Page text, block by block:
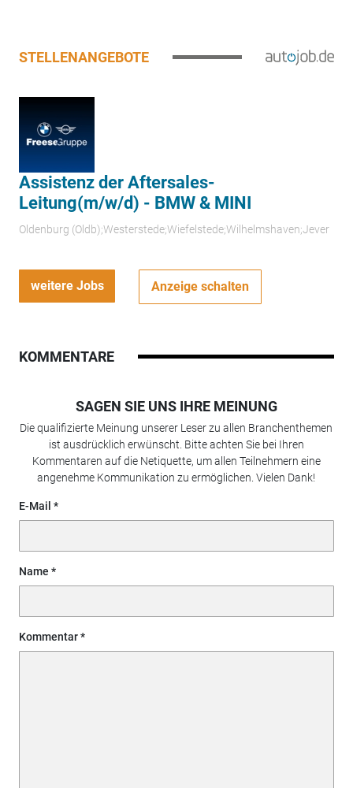
STELLENANGEBOTE
Assistenz der Aftersales-
Leitung(m/w/d) - BMW & MINI
Oldenburg (Oldb);Westerstede;Wiefelstede;Wilhelmshaven;Jever
weitere Jobs Anzeige schalten
KOMMENTARE
SAGEN SIE UNS IHRE MEINUNG
Die qualifizierte Meinung unserer Leser zu allen Branchenthemen
ist ausdrücklich erwünscht. Bitte achten Sie bei Ihren
Kommentaren auf die Netiquette, um allen Teilnehmern eine
angenehme Kommunikation zu ermöglichen. Vielen Dank!
E-Mail
Name
Kommentar